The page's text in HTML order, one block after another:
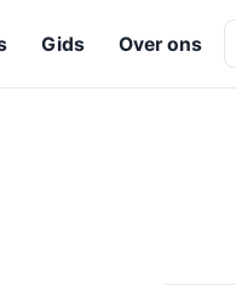
Gids Over ons